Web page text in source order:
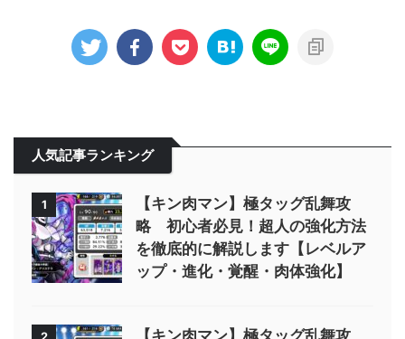
人気記事ランキング
1
【キン肉マン】極タッグ乱舞攻
略 初心者必見！超人の強化方法
を徹底的に解説します【レベルア
ップ・進化・覚醒・肉体強化】
【キン肉マン】極タッグ乱舞攻